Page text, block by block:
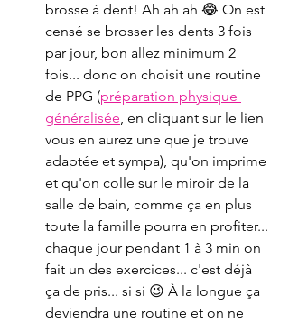
brosse à dent! Ah ah ah 😂 On est
censé se brosser les dents 3 fois
par jour, bon allez minimum 2
fois... donc on choisit une routine
de PPG (préparation physique
généralisée, en cliquant sur le lien
vous en aurez une que je trouve
adaptée et sympa), qu'on imprime
et qu'on colle sur le miroir de la
salle de bain, comme ça en plus
toute la famille pourra en profiter...
chaque jour pendant 1 à 3 min on
fait un des exercices... c'est déjà
ça de pris... si si 😉 À la longue ça
deviendra une routine et on ne